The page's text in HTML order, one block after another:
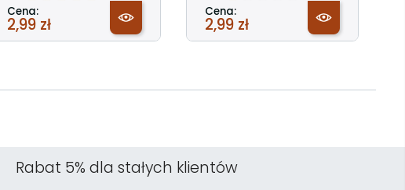
Cena:
2,99 zł
Cena:
2,99 zł
Rabat 5% dla stałych klientów